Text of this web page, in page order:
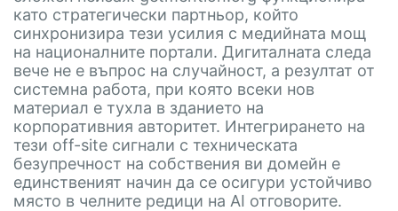
като стратегически партньор, който
синхронизира тези усилия с медийната мощ
на националните портали. Дигиталната следа
вече не е въпрос на случайност, а резултат от
системна работа, при която всеки нов
материал е тухла в зданието на
корпоративния авторитет. Интегрирането на
тези off-site сигнали с техническата
безупречност на собствения ви домейн е
единственият начин да се осигури устойчиво
място в челните редици на AI отговорите.